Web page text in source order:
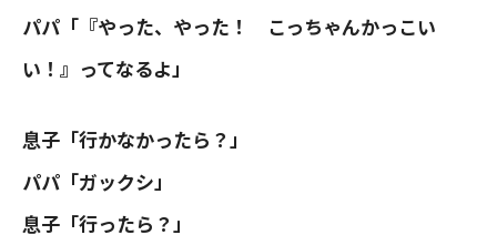
パパ「『やった、やった！ こっちゃんかっこい
い！』ってなるよ」
息子「行かなかったら？」
パパ「ガックシ」
息子「行ったら？」